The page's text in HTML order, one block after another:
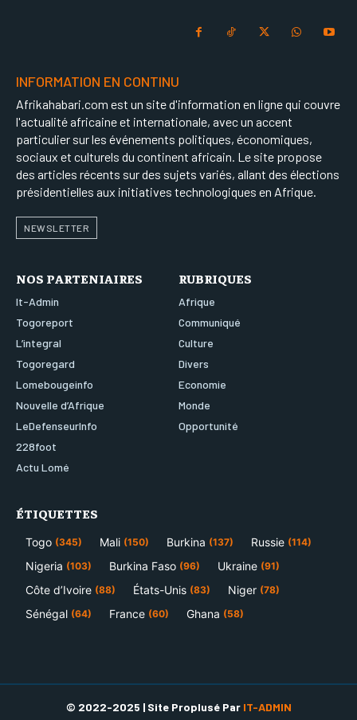
INFORMATION EN CONTINU
Afrikahabari.com est un site d'information en ligne qui couvre
l'actualité africaine et internationale, avec un accent
particulier sur les événements politiques, économiques,
sociaux et culturels du continent africain. Le site propose
des articles récents sur des sujets variés, allant des élections
présidentielles aux initiatives technologiques en Afrique.
NEWSLETTER
NOS PARTENIAIRES
It-Admin
Togoreport
L’integral
Togoregard
Lomebougeinfo
Nouvelle d’Afrique
LeDefenseurInfo
228foot
Actu Lomé
RUBRIQUES
Afrique
Communiqué
Culture
Divers
Economie
Monde
Opportunité
ÉTIQUETTES
Togo (345) Mali (150) Burkina (137) Russie (114)
Nigeria (103) Burkina Faso (96) Ukraine (91)
Côte d’Ivoire (88) États-Unis (83) Niger (78)
Sénégal (64) France (60) Ghana (58)
© 2022-2025 | Site Proplusé Par IT-ADMIN